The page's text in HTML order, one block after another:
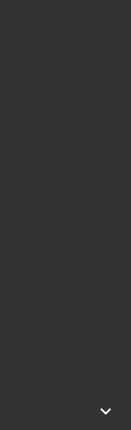
keyboard_arrow_down